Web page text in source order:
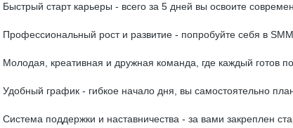
Быстрый старт карьеры - всего за 5 дней вы освоите
Профессиональный рост и развитие - попробуйте себя в
Молодая, креативная и дружная команда, где каждый готов
Удобный график - гибкое начало дня, вы самостоятельно
Система поддержки и наставничества - за вами закреплен